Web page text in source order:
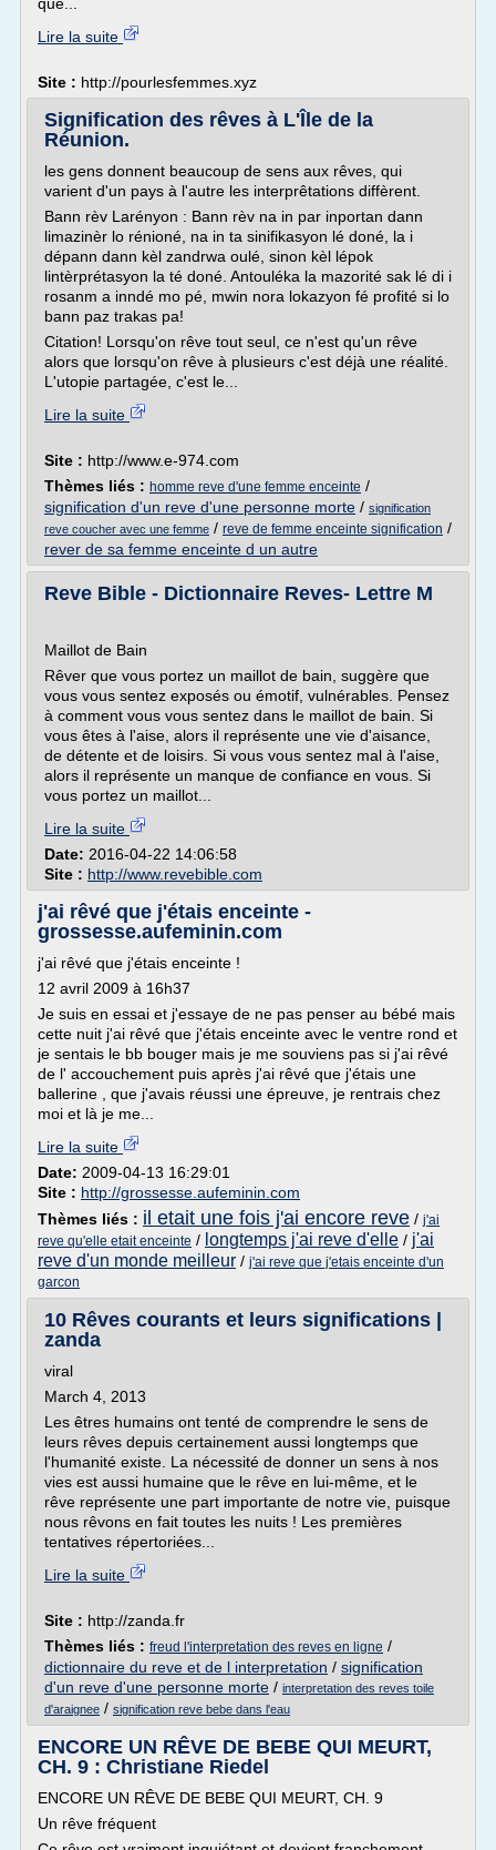
Lire la suite
Site : http://pourlesfemmes.xyz
Signification des rêves à L'Île de la
Réunion.
les gens donnent beaucoup de sens aux rêves, qui
varient d'un pays à l'autre les interprêtations diffèrent.
Bann rèv Larényon : Bann rèv na in par inportan dann
limazinèr lo rénioné, na in ta sinifikasyon lé doné, la i
dépann dann kèl zandrwa oulé, sinon kèl lépok
lintèrprétasyon la té doné. Antouléka la mazorité sak lé di i
rosanm a inndé mo pé, mwin nora lokazyon fé profité si lo
bann paz trakas pa!
Citation! Lorsqu'on rêve tout seul, ce n'est qu'un rêve
alors que lorsqu'on rêve à plusieurs c'est déjà une réalité.
L'utopie partagée, c'est le...
Lire la suite
Site : http://www.e-974.com
Thèmes liés : homme reve d'une femme enceinte /
signification d'un reve d'une personne morte / signification
reve coucher avec une femme / reve de femme enceinte signification /
rever de sa femme enceinte d un autre
Reve Bible - Dictionnaire Reves- Lettre M
Maillot de Bain
Rêver que vous portez un maillot de bain, suggère que
vous vous sentez exposés ou émotif, vulnérables. Pensez
à comment vous vous sentez dans le maillot de bain. Si
vous êtes à l'aise, alors il représente une vie d'aisance,
de détente et de loisirs. Si vous vous sentez mal à l'aise,
alors il représente un manque de confiance en vous. Si
vous portez un maillot...
Lire la suite
Date: 2016-04-22 14:06:58
Site : http://www.revebible.com
j'ai rêvé que j'étais enceinte -
grossesse.aufeminin.com
j'ai rêvé que j'étais enceinte !
12 avril 2009 à 16h37
Je suis en essai et j'essaye de ne pas penser au bébé mais
cette nuit j'ai rêvé que j'étais enceinte avec le ventre rond et
je sentais le bb bouger mais je me souviens pas si j'ai rêvé
de l' accouchement puis après j'ai rêvé que j'étais une
ballerine , que j'avais réussi une épreuve, je rentrais chez
moi et là je me...
Lire la suite
Date: 2009-04-13 16:29:01
Site : http://grossesse.aufeminin.com
Thèmes liés : il etait une fois j'ai encore reve / j'ai
reve qu'elle etait enceinte / longtemps j'ai reve d'elle / j'ai
reve d'un monde meilleur / j'ai reve que j'etais enceinte d'un
garcon
10 Rêves courants et leurs significations |
zanda
viral
March 4, 2013
Les êtres humains ont tenté de comprendre le sens de
leurs rêves depuis certainement aussi longtemps que
l'humanité existe. La nécessité de donner un sens à nos
vies est aussi humaine que le rêve en lui-même, et le
rêve représente une part importante de notre vie, puisque
nous rêvons en fait toutes les nuits ! Les premières
tentatives répertoriées...
Lire la suite
Site : http://zanda.fr
Thèmes liés : freud l'interpretation des reves en ligne /
dictionnaire du reve et de l interpretation / signification
d'un reve d'une personne morte / interpretation des reves toile
d'araignee / signification reve bebe dans l'eau
ENCORE UN RÊVE DE BEBE QUI MEURT,
CH. 9 : Christiane Riedel
ENCORE UN RÊVE DE BEBE QUI MEURT, CH. 9
Un rêve fréquent